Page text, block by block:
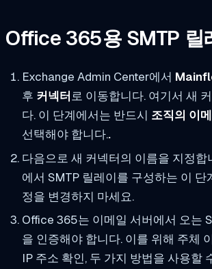
Office 365용 SMTP 릴
Exchange Admin Center에서
후 커넥터로 이동합니다. 여기서 새
다. 이 단계에서는 반드시 조직의 이
선택해야 합니다..
다음으로 새 커넥터의 이름을 지정
에서 SMTP 릴레이를 구성하는 이 단
정을 변경하지 마세요.
Office 365는 이메일 서버에서 오는
을 인증해야 합니다. 이를 위해 주체
IP 주소 확인, 두 가지 방법을 사용할